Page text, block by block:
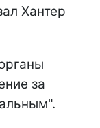
Хантер
за